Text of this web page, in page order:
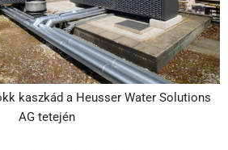
kaszkád a Heusser Water Solutions
AG tetején